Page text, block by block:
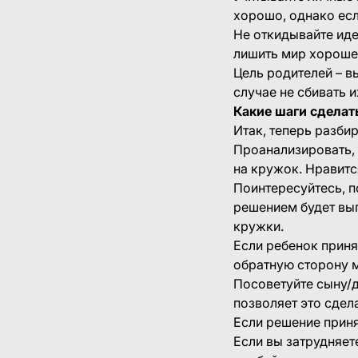
хорошо, однако
Не откидывайте
лишить мир
Цель родителей –
случае не сбивать
Какие шаги
Итак, теперь
Проанализировать,
на кружок.
Поинтересуйтесь,
решением будет
кружки.
Если ребенок
обратную сторону
Посоветуйте сыну/
позволяет это
Если решение
Если вы